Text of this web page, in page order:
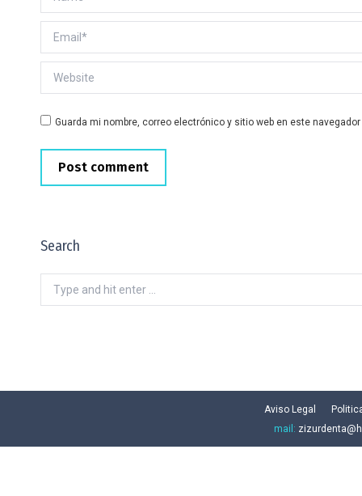
Email *
Website
Guarda mi nombre, correo electrónico y sitio web en este
Post comment
Search
Search:
Aviso Legal
mail: